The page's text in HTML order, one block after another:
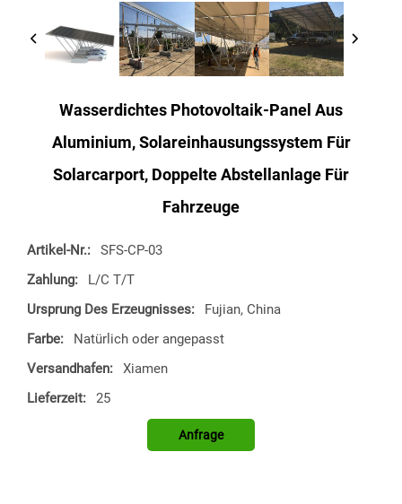
Wasserdichtes Photovoltaik-Panel Aus
Aluminium, Solareinhausungssystem Für
Solarcarport, Doppelte Abstellanlage Für
Fahrzeuge
Artikel-Nr.:
SFS-CP-03
Zahlung:
L/C T/T
Ursprung Des Erzeugnisses:
Fujian, China
Farbe:
Natürlich oder angepasst
Versandhafen:
Xiamen
Lieferzeit:
25
Anfrage